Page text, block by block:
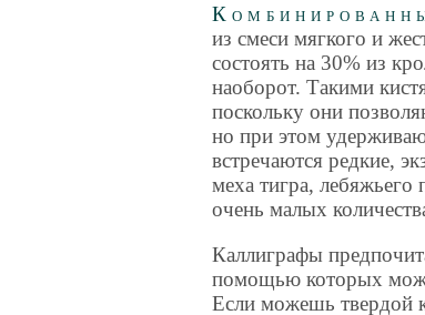
из смеси мягкого и
состоять на 30% из
наоборот. Такими
поскольку они
но при этом
встречаются редкие,
меха тигра,
очень малых
Каллиграфы
помощью которых
Если можешь твердой